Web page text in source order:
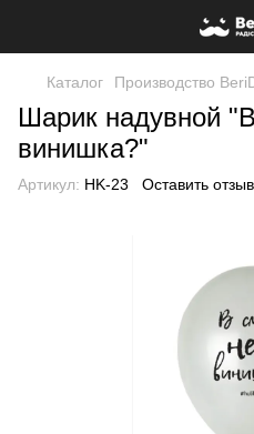
Каталог Производство
Шарик надувной
винишка?"
Артикул: HK-23 Оставить отзыв